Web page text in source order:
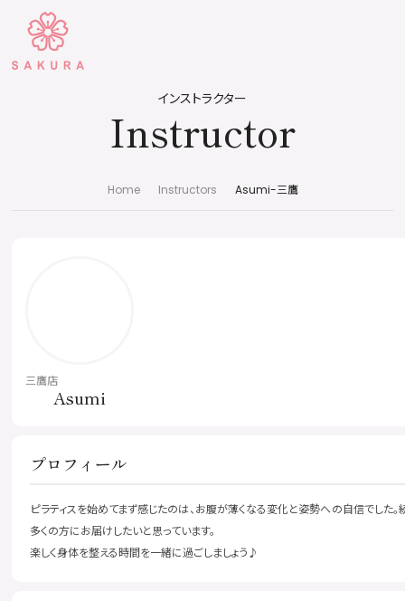
インストラクター
Instructor
Home Instructors Asumi-三鷹
三鷹店
Asumi
プロフィール
ピラティスを始めてまず感じたのは、お腹が薄くなる変化と姿勢への自信でした
多くの方にお届けしたいと思っています。
楽しく身体を整える時間を一緒に過ごしましょう♪